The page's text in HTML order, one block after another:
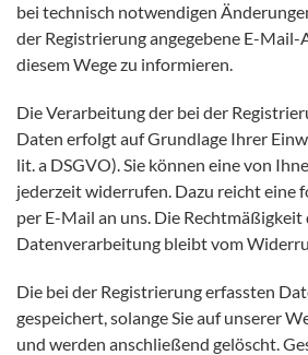
bei technisch notwendigen
der Registrierung angegebene E-Mail-
diesem Wege zu informieren.
Die Verarbeitung der bei der
Daten erfolgt auf Grundlage Ihrer
lit. a DSGVO). Sie können eine von
jederzeit widerrufen. Dazu reicht eine
per E-Mail an uns. Die
Datenverarbeitung bleibt vom
Die bei der Registrierung erfassten
gespeichert, solange Sie auf unserer
und werden anschließend gelöscht.